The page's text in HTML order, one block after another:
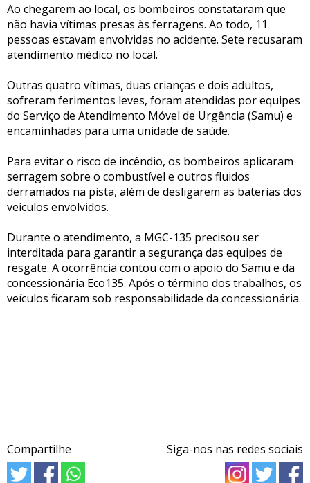
Ao chegarem ao local, os bombeiros constataram que
não havia vítimas presas às ferragens. Ao todo, 11
pessoas estavam envolvidas no acidente. Sete recusaram
atendimento médico no local.
Outras quatro vítimas, duas crianças e dois adultos,
sofreram ferimentos leves, foram atendidas por equipes
do Serviço de Atendimento Móvel de Urgência (Samu) e
encaminhadas para uma unidade de saúde.
Para evitar o risco de incêndio, os bombeiros aplicaram
serragem sobre o combustível e outros fluidos
derramados na pista, além de desligarem as baterias dos
veículos envolvidos.
Durante o atendimento, a MGC-135 precisou ser
interditada para garantir a segurança das equipes de
resgate. A ocorrência contou com o apoio do Samu e da
concessionária Eco135. Após o término dos trabalhos, os
veículos ficaram sob responsabilidade da concessionária.
Compartilhe Siga-nos nas redes sociais